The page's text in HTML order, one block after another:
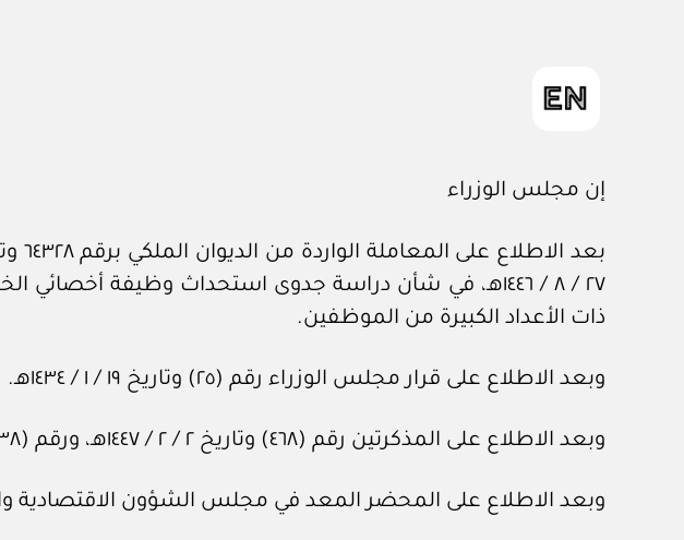
إن مجلس الوزراء
٢٧ / ٨ / ١٤٤٦هـ، في شأن دراسة جدوى استحداث وظيفة
ذات الأعداد الكبيرة من الموظفين.
وبعد الاطلاع على قرار مجلس الوزراء رقم (٢٥) وتاريخ ١٩ / ١ / ١٤٣٤هـ.
وبعد الاطلاع على المذكرتين رقم (٤٦٨) وتاريخ ٢ / ٢ / ١٤٤٧هـ، ورقم (٢٤٣٨) وتاريخ ٥ / ٧ / ١٤٤٧هـ، المعدتين في هيئة الخبراء بمجلس الوزراء.
وبعد الاطلاع على المحضر المعد في مجلس الشؤون الاقتصادية والتنمية رقم (٣٦٨ / ٤٧ / م)